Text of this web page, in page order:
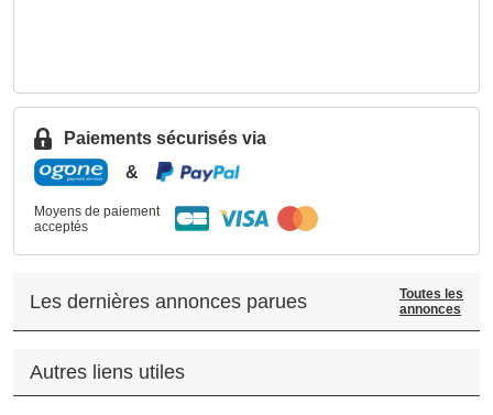
Paiements sécurisés via
&
Moyens de paiement
acceptés
Les dernières annonces parues
Toutes les
annonces
Autres liens utiles